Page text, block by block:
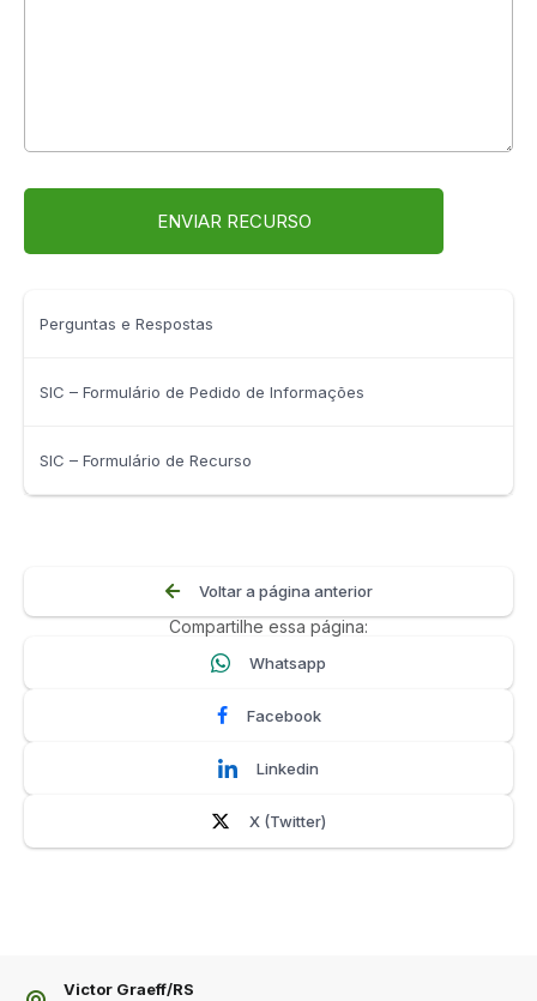
ENVIAR RECURSO
Perguntas e Respostas
SIC – Formulário de Pedido de Informações
SIC – Formulário de Recurso
Voltar a página anterior
Compartilhe essa página:
Whatsapp
Facebook
Linkedin
X (Twitter)
Victor Graeff/RS